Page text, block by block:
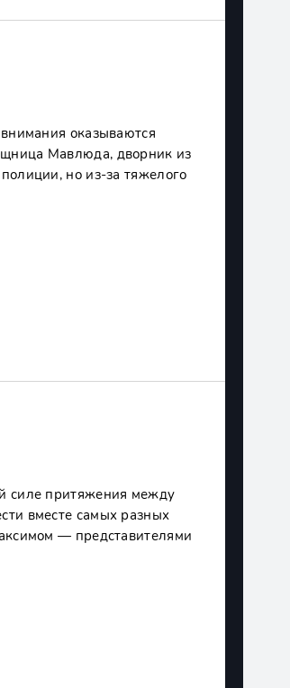
оказываются
Мавлюда, дворник из
но из-за тяжелого
силе притяжения между
вместе самых разных
— представителями